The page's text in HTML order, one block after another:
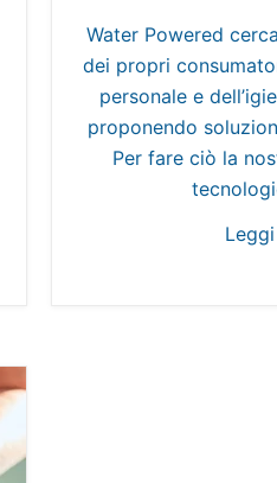
Water Powered
dei propri
personale e
proponendo
Per fare ciò la